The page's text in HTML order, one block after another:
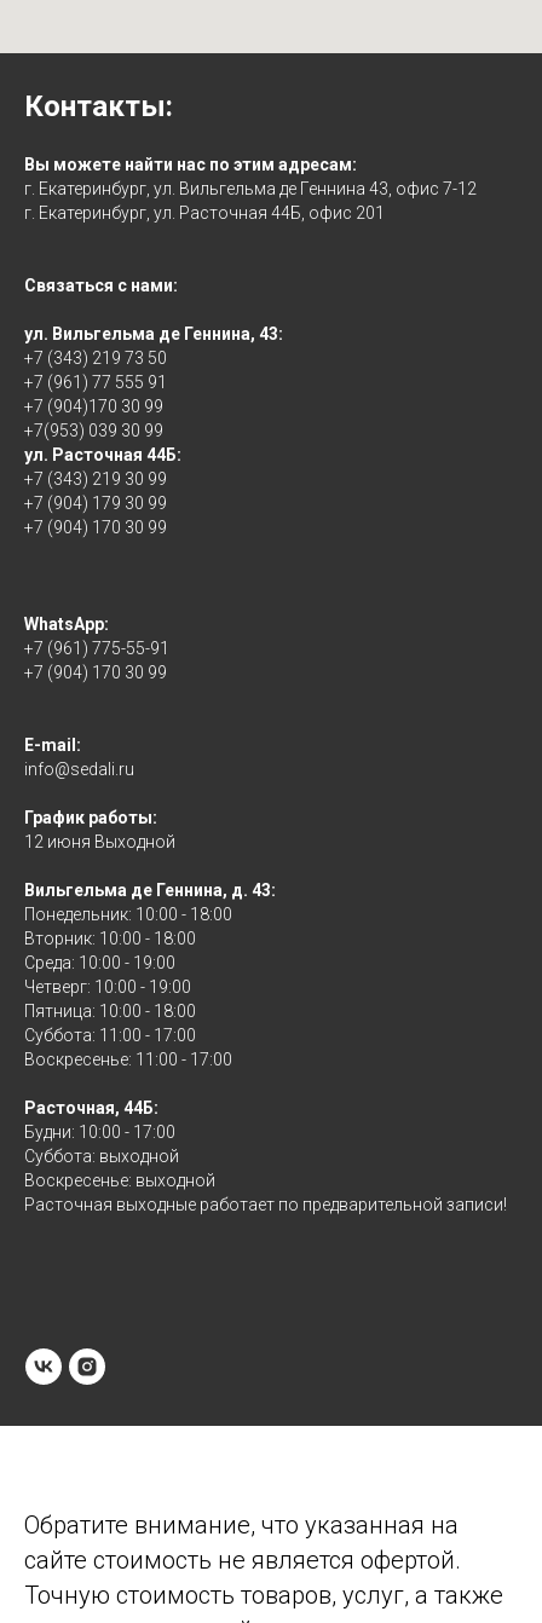
Контакты:
Вы можете найти нас по этим адресам:
г. Екатеринбург, ул. Вильгельма де Геннина 43, офис 7-12
г. Екатеринбург, ул. Расточная 44Б, офис 201
Связаться с нами:
ул. Вильгельма де Геннина, 43:
+7 (343) 219 73 50
+7 (961) 77 555 91
+7 (904)170 30 99
+7(953) 039 30 99
ул. Расточная 44Б:
+7 (343) 219 30 99
+7 (904) 179 30 99
+7 (904) 170 30 99
WhatsApp:
+7 (961) 775-55-91
+7 (904) 170 30 99
E-mail:
info@sedali.ru
График работы:
12 июня Выходной
Вильгельма де Геннина, д. 43:
Понедельник: 10:00 - 18:00
Вторник: 10:00 - 18:00
Среда: 10:00 - 19:00
Четверг: 10:00 - 19:00
Пятница: 10:00 - 18:00
Суббота: 11:00 - 17:00
Воскресенье: 11:00 - 17:00
Расточная, 44Б:
Будни: 10:00 - 17:00
Суббота: выходной
Воскресенье: выходной
Расточная выходные работает по предварительной записи!
Обратите внимание, что указанная на
сайте стоимость не является офертой.
Точную стоимость товаров, услуг, а также